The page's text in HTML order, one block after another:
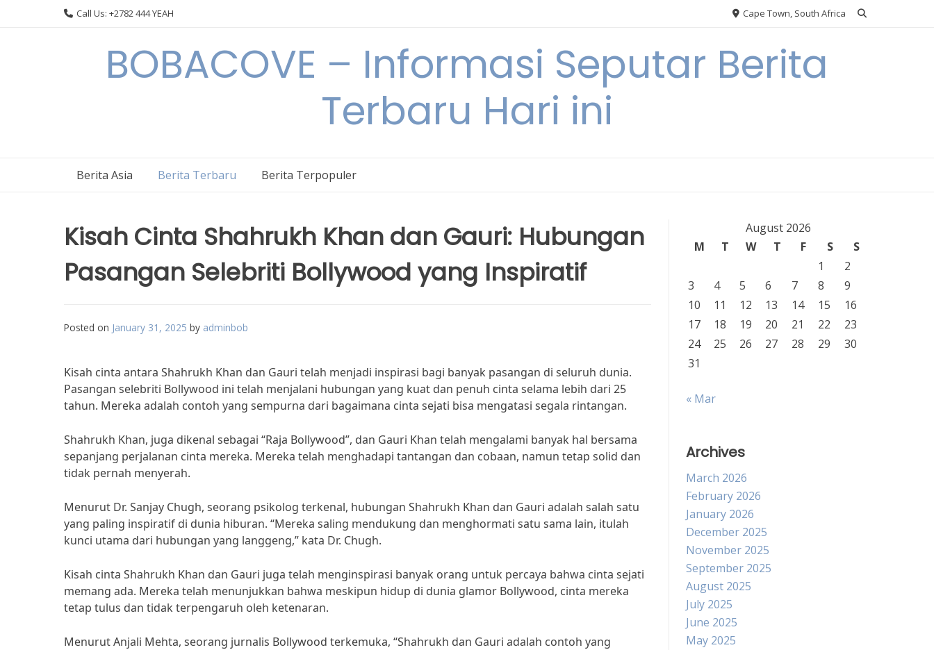
Call Us: +2782 444 YEAH Cape Town, South Africa
BOBACOVE – Informasi Seputar Berita
Terbaru Hari ini
Berita Asia Berita Terbaru Berita Terpopuler
Kisah Cinta Shahrukh Khan dan Gauri: Hubungan
Pasangan Selebriti Bollywood yang Inspiratif
Posted on January 31, 2025 by adminbob
Kisah cinta antara Shahrukh Khan dan Gauri telah menjadi inspirasi bagi banyak pasangan di seluruh dunia.
Pasangan selebriti Bollywood ini telah menjalani hubungan yang kuat dan penuh cinta selama lebih dari 25
tahun. Mereka adalah contoh yang sempurna dari bagaimana cinta sejati bisa mengatasi segala rintangan.
Shahrukh Khan, juga dikenal sebagai “Raja Bollywood”, dan Gauri Khan telah mengalami banyak hal bersama
sepanjang perjalanan cinta mereka. Mereka telah menghadapi tantangan dan cobaan, namun tetap solid dan
tidak pernah menyerah.
Menurut Dr. Sanjay Chugh, seorang psikolog terkenal, hubungan Shahrukh Khan dan Gauri adalah salah satu
yang paling inspiratif di dunia hiburan. “Mereka saling mendukung dan menghormati satu sama lain, itulah
kunci utama dari hubungan yang langgeng,” kata Dr. Chugh.
Kisah cinta Shahrukh Khan dan Gauri juga telah menginspirasi banyak orang untuk percaya bahwa cinta sejati
memang ada. Mereka telah menunjukkan bahwa meskipun hidup di dunia glamor Bollywood, cinta mereka
tetap tulus dan tidak terpengaruh oleh ketenaran.
Menurut Anjali Mehta, seorang jurnalis Bollywood terkemuka, “Shahrukh dan Gauri adalah contoh yang
August 2026
M
T W T F S
S
1
2
3
4 5 6 7 8
9
10
11 12 13 14 15
16
17
18 19 20 21 22
23
24
25 26 27 28 29
30
31
« Mar
Archives
March 2026
February 2026
January 2026
December 2025
November 2025
September 2025
August 2025
July 2025
June 2025
May 2025